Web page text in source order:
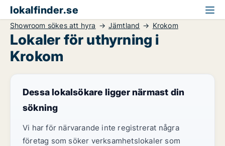
lokalfinder.se
Showroom sökes att hyra Jämtland Krokom
Lokaler för uthyrning i
Krokom
Dessa lokalsökare ligger närmast din
sökning
Vi har för närvarande inte registrerat några
företag som söker verksamhetslokaler som